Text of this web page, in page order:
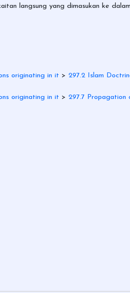
langsung yang dimasukan ke
originating in it > 297.2 Islam
originating in it > 297.7 Propagation